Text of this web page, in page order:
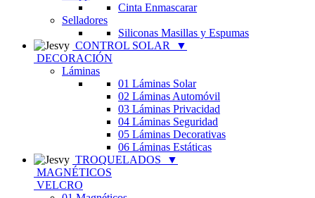
Cinta Enmascarar
Selladores
Siliconas Masillas y Espumas
CONTROL SOLAR
▼
DECORACIÓN
Láminas
01 Láminas Solar
02 Láminas Automóvil
03 Láminas Privacidad
04 Láminas Seguridad
05 Láminas Decorativas
06 Láminas Estáticas
TROQUELADOS
▼
MAGNÉTICOS
VELCRO